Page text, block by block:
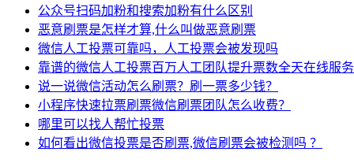
公众号扫码加粉和搜索加粉有什么区别
恶意刷票是怎样才算,什么叫做恶意刷票
微信人工投票可靠吗，人工投票会被发现吗
靠谱的微信人工投票百万人工团队提升票数全天在线服务
说一说微信活动怎么刷票？刷一票多少钱？
小程序快速拉票刷票微信刷票团队怎么收费？
哪里可以找人帮忙投票
如何看出微信投票是否刷票,微信刷票会被检测吗 ？